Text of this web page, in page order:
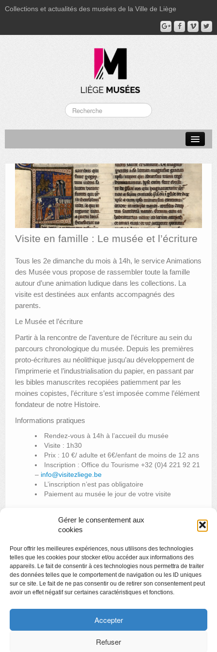
Gérer le consentement aux
cookies
Pour offrir les meilleures expériences, nous utilisons des technologies
telles que les cookies pour stocker et/ou accéder aux informations des
appareils. Le fait de consentir à ces technologies nous permettra de traiter
des données telles que le comportement de navigation ou les ID uniques
sur ce site. Le fait de ne pas consentir ou de retirer son consentement peut
avoir un effet négatif sur certaines caractéristiques et fonctions.
Accepter
Refuser
Collections et actualités des musées de la Ville de Liège
MUSÉE GRÉTRY
MUSÉE DU LUMINAIRE
FONDS PATRIMONIAUX
AUTRES LIEUX
PUBLICATIONS
LES APPELS À PROJETS
Visite en famille : Le musée et l’écriture
Tous les 2e dimanche du mois à 14h, le service Animations
des Musée vous propose de rassembler toute la famille
autour d’une animation ludique dans les collections. La
visite est destinées aux enfants accompagnés des
parents.
Le Musée et l’écriture
Partir à la rencontre de l’aventure de l’écriture au sein du
parcours chronologique du musée. Depuis les premières
proto-écritures au néolithique jusqu’au développement de
l’imprimerie et l’industrialisation du papier, en passant par
les bibles manuscrites recopiées patiemment par les
moines copistes, l’écriture s’est imposée comme l’élément
fondateur de notre Histoire.
Informations pratiques
Rendez-vous à 14h à l’accueil du musée
Visite : 1h30
Prix : 10 €/ adulte et 6€/enfant de moins de 12 ans
Inscription : Office du Tourisme +32 (0)4 221 92 21
– info@visitezliege.be
L’inscription n’est pas obligatoire
Paiement au musée le jour de votre visite
Apéro littéraire | Michaël Lambert et Fabrice Schumans
Cinémusée : ‘Les mains libres’ de Jérôme Laffont
Copyright
Politique de confidentialité
Chartes des engagements des opérateurs culturels